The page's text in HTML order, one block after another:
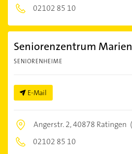
02102 85 10
Seniorenzentrum
SENIORENHEIME
E-Mail
Angerstr. 2,40878 Ratingen
02102 85 10